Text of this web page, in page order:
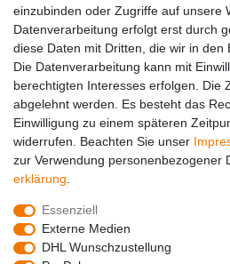
Social Media
einzubinden oder Zugriffe auf unsere
Datenverarbeitung erfolgt erst durch
diese Daten mit Dritten, die wir in den
Die Datenverarbeitung kann mit
berechtigten Interesses erfolgen. Die
abgelehnt werden. Es besteht das
Einwilligung zu einem späteren
widerrufen. Beachten Sie unser
zur Verwendung personenbezogener
erklärung
Essenziell
Externe Medien
DHL Wunschzustellung